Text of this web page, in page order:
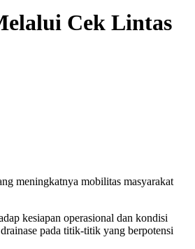
Cek Lintas
meningkatnya mobilitas masyarakat
kesiapan operasional dan kondisi
pada titik-titik yang berpotensi